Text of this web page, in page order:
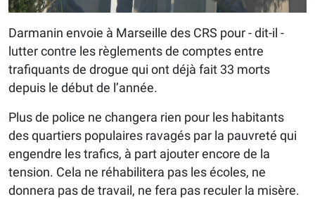
Darmanin envoie à Marseille des CRS pour - dit-il -
lutter contre les règlements de comptes entre
trafiquants de drogue qui ont déjà fait 33 morts
depuis le début de l’année.
Plus de police ne changera rien pour les habitants
des quartiers populaires ravagés par la pauvreté qui
engendre les trafics, à part ajouter encore de la
tension. Cela ne réhabilitera pas les écoles, ne
donnera pas de travail, ne fera pas reculer la misère.